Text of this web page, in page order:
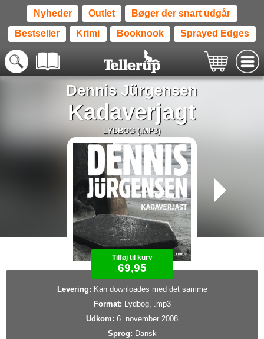
Nyheder Outlet Bøger der snart udgår
Bestseller Krimi Booknook Sprayed Edges
Dennis Jürgensen
Kadaverjagt
LYDBOG (.MP3)
Tilføj til kurv
69,95
Levering: Kan downloades med det samme
Format: Lydbog, .mp3
Udkom: 6. november 2008
Sprog: Dansk